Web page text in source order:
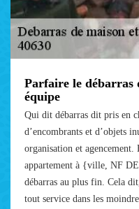
Parfaire le débarras
équipe
Qui dit débarras dit pris en
d’encombrants et d’objets
organisation et agencement.
appartement à {ville, NF
débarras au plus fin. Cela
tout service dans les